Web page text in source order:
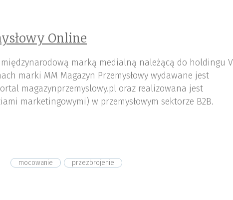
Online
międzynarodową marką medialną należącą do holdingu
marki MM Magazyn Przemysłowy wydawane jest
magazynprzemyslowy.pl oraz realizowana jest
marketingowymi) w przemysłowym sektorze B2B.
mocowanie przezbrojenie